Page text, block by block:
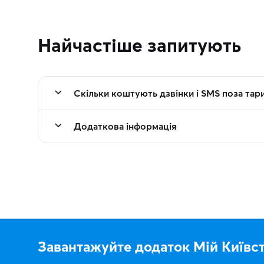
Найчастіше запитують
Скільки коштують дзвінки і SMS поза
Додаткова інформація
Завантажуйте додаток Мій